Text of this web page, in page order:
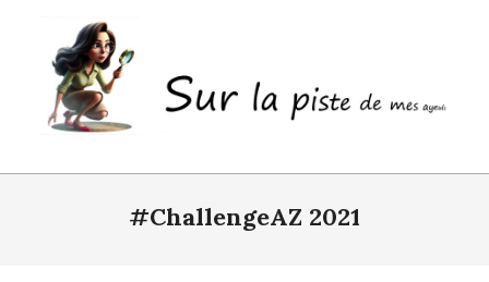
content
Primary
#ChallengeAZ 2021